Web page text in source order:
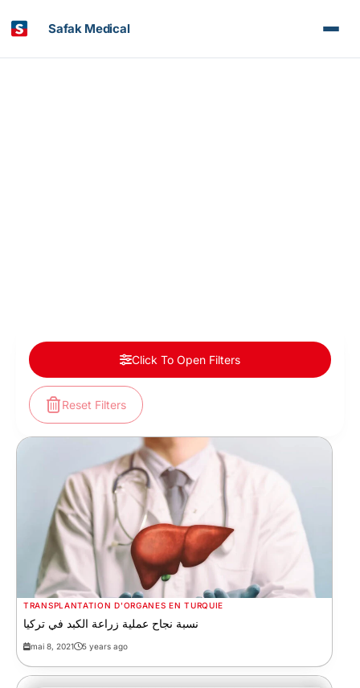
Safak Medical
Click To Open Filters
Reset Filters
TRANSPLANTATION D'ORGANES EN TURQUIE
نسبة نجاح عملية زراعة الكبد في تركيا
mai 8, 2021 5 years ago